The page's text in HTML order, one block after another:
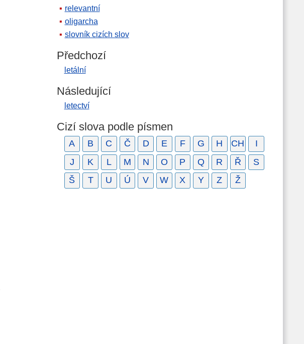
relevantní
oligarcha
slovník cizích slov
Předchozí
letální
Následující
letectví
Cizí slova podle písmen
A B C Č D E F G H CH
I
J
K L M N O P Q R Ř
S
Š
T U Ú V W X Y Z Ž